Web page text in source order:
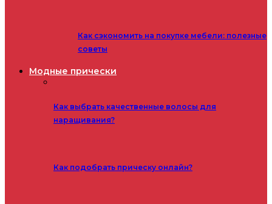
Как сэкономить на покупке мебели: полезные
советы
Модные прически
Как выбрать качественные волосы для
наращивания?
Как подобрать прическу онлайн?